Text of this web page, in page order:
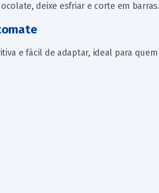
deixe esfriar e corte em barras.
e fácil de adaptar, ideal para